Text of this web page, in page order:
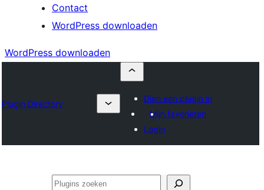
Contact
WordPress downloaden
WordPress downloaden
Plugin Directory
Dien een plugin in
Mijn favorieten
Login
Zoeken